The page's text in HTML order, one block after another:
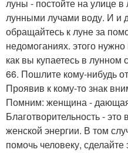
луны - постойте на улице
лунными лучами воду. И и
обращайтесь к луне за
недомоганиях. этого
как вы купаетесь в
66. Пошлите кому-нибудь
Проявив к кому-то знак
Помним: женщина -
Благотворительность -
женской энергии. В том
помочь человеку,